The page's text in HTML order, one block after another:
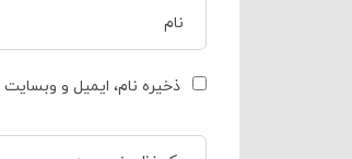
ذخیره نام، ایمیل و